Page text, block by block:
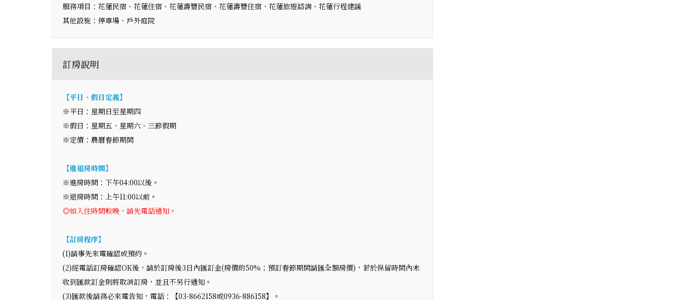
服務項目：花蓮民宿、花蓮住宿、花蓮壽豐民宿、花蓮壽豐住宿、花蓮旅遊諮詢、花蓮行程建議
其他設施：停車場、戶外庭院
訂房說明
【平日、假日定義】
※平日：星期日至星期四
※假日：星期五、星期六、三節假期
※定價：農曆春節期間
【進退房時間】
※進房時間：下午04:00以後。
※退房時間：上午11:00以前。
◎如入住時間較晚，請先電話通知。
【訂房程序】
(1)請事先來電確認或預約。
(2)經電話訂房確認OK後，請於訂房後3日內匯訂金(房價的50%；預訂春節期間請匯全額房價)，若於保留時間內未
收到匯款訂金則將取消訂房，並且不另行通知。
(3)匯款後請務必來電告知，電話：【03-8662158或0936-886158】。